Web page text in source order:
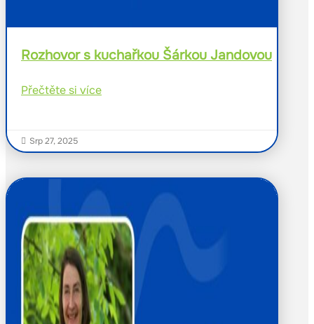
Rozhovor s kuchařkou Šárkou Jandovou
Přečtěte si více
 Srp 27, 2025